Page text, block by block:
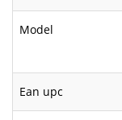
Model
Ean upc